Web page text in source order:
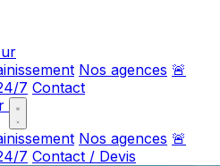
Nos agences 🚨
7 Contact
Nos agences 🚨
7 Contact / Devis